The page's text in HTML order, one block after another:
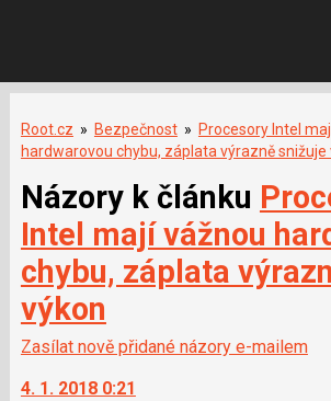
Root.cz » Bezpečnost » Procesory Intel
hardwarovou chybu, záplata výrazně snižuje
Názory k článku
Intel mají vážnou
chybu, záplata
výkon
Zasílat nově přidané názory e-mailem
4. 1. 2018 0:21